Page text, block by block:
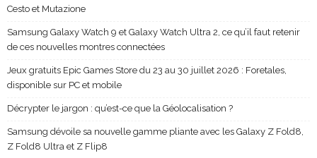
Cesto et Mutazione
Samsung Galaxy Watch 9 et Galaxy Watch Ultra 2, ce qu’il faut retenir
de ces nouvelles montres connectées
Jeux gratuits Epic Games Store du 23 au 30 juillet 2026 : Foretales,
disponible sur PC et mobile
Décrypter le jargon : qu’est-ce que la Géolocalisation ?
Samsung dévoile sa nouvelle gamme pliante avec les Galaxy Z Fold8,
Z Fold8 Ultra et Z Flip8